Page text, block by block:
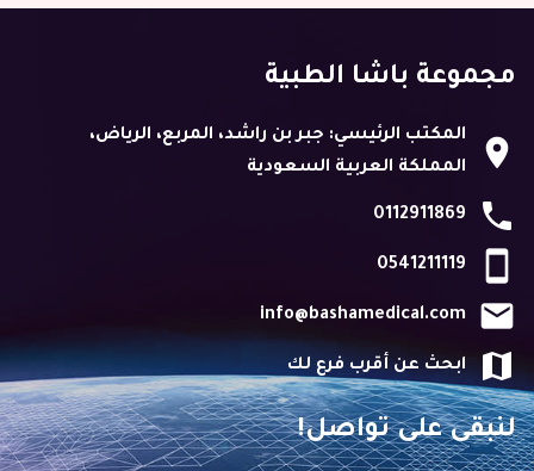
مجموعة باشا الطبية
location_on
المكتب الرئيسي: جبر بن راشد، المربع، الرياض،
المملكة العربية السعودية
phone
0112911869
stay_primary_portrait
0541211119
email
info@bashamedical.com
map ابحث عن أقرب فرع لك
لنبقى على تواصل!